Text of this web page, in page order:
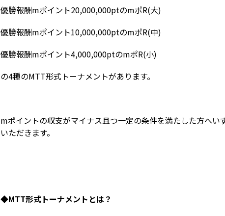
優勝報酬mポイント20,000,000ptのmポR(大)
優勝報酬mポイント10,000,000ptのmポR(中)
優勝報酬mポイント4,000,000ptのmポR(小)
の4種のMTT形式トーナメントがあります。
mポイントの収支がマイナス且つ一定の条件を満たした方へ
いただきます。
◆MTT形式トーナメントとは？